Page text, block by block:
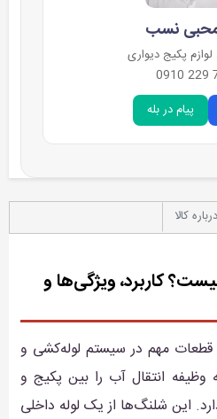
محبی نسب
پکیج دیواری
پیام در بله
کالا
کاربرد، ویژگی‌ها و
مهم در سیستم لوله‌کشی و
انتقال آب را بین پکیج و
این شلنگ‌ها از یک لوله داخلی